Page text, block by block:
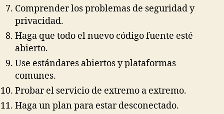
Comprender los problemas de seguridad y
privacidad.
Haga que todo el nuevo código fuente esté
abierto.
Use estándares abiertos y plataformas
comunes.
Probar el servicio de extremo a extremo.
Haga un plan para estar desconectado.